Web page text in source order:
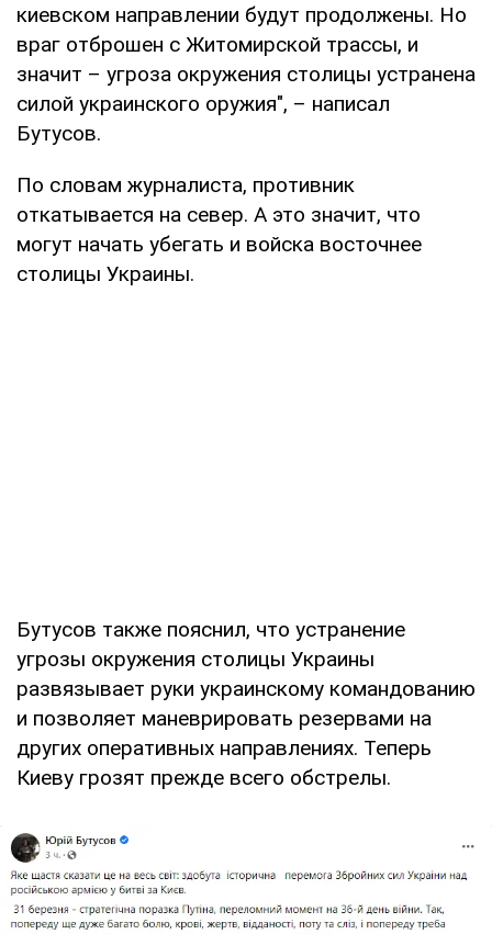
киевском направлении будут продолжены. Но
враг отброшен с Житомирской трассы, и
значит – угроза окружения столицы устранена
силой украинского оружия", – написал
Бутусов.
По словам журналиста, противник
откатывается на север. А это значит, что
могут начать убегать и войска восточнее
столицы Украины.
Бутусов также пояснил, что устранение
угрозы окружения столицы Украины
развязывает руки украинскому командованию
и позволяет маневрировать резервами на
других оперативных направлениях. Теперь
Киеву грозят прежде всего обстрелы.